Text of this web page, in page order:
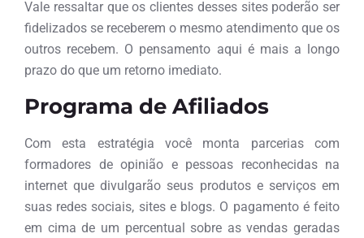
Vale ressaltar que os clientes desses sites poderão ser
fidelizados se receberem o mesmo atendimento que os
outros recebem. O pensamento aqui é mais a longo
prazo do que um retorno imediato.
Programa de Afiliados
Com esta estratégia você monta parcerias com
formadores de opinião e pessoas reconhecidas na
internet que divulgarão seus produtos e serviços em
suas redes sociais, sites e blogs. O pagamento é feito
em cima de um percentual sobre as vendas geradas